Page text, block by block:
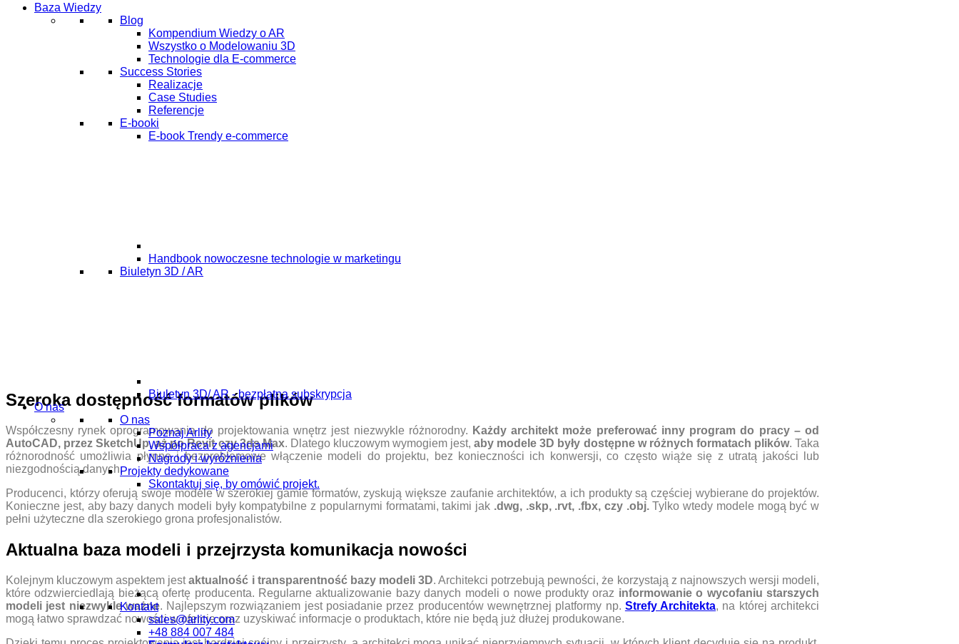
Baza Wiedzy
Blog
Kompendium Wiedzy o AR
Wszystko o Modelowaniu 3D
Technologie dla E-commerce
Success Stories
Realizacje
Case Studies
Referencje
E-booki
E-book Trendy e-commerce
Handbook nowoczesne technologie w marketingu
Biuletyn 3D / AR
Biuletyn 3D/ AR - bezpłatna subskrypcja
O nas
O nas
Poznaj Arlity
Współpraca z agencjami
Nagrody i wyróżnienia
Projekty dedykowane
Skontaktuj się, by omówić projekt.
Kontakt
sales@arlity.com
+48 884 007 484
Szeroka dostępność formatów plików
Współczesny rynek oprogramowania do projektowania wnętrz jest niezwykle różnorodny. Każdy architekt może preferować inny program do pracy – od
AutoCAD, przez SketchUp, aż po Revit czy 3ds Max. Dlatego kluczowym wymogiem jest,aby modele 3D były dostępne w różnych formatach plików. Taka
różnorodność umożliwia płynne i bezproblemowe włączenie modeli do projektu, bez konieczności ich konwersji, co często wiąże się z utratą jakości lub
niezgodnością danych.
Producenci, którzy oferują swoje modele w szerokiej gamie formatów, zyskują większe zaufanie architektów, a ich produkty są częściej wybierane do projektów.
Konieczne jest, aby bazy danych modeli były kompatybilne z popularnymi formatami, takimi jak .dwg, .skp, .rvt, .fbx, czy .obj.Tylko wtedy modele mogą być w
pełni użyteczne dla szerokiego grona profesjonalistów.
Aktualna baza modeli i przejrzysta komunikacja nowości
Kolejnym kluczowym aspektem jestaktualność i transparentność bazy modeli 3D. Architekci potrzebują pewności, że korzystają z najnowszych wersji modeli,
które odzwierciedlają bieżącą ofertę producenta. Regularne aktualizowanie bazy danych modeli o nowe produkty oraz informowanie o wycofaniu starszych
modeli jest niezwykle ważne. Najlepszym rozwiązaniem jest posiadanie przez producentów wewnętrznej platformy np. Strefy Architekta, na której architekci
mogą łatwo sprawdzać nowości w ofercie oraz uzyskiwać informacje o produktach, które nie będą już dłużej produkowane.